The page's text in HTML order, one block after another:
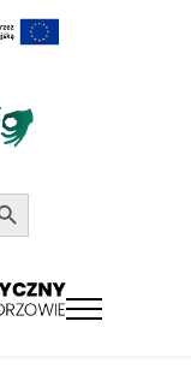
Button